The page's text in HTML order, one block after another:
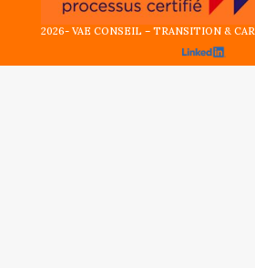
2026- VAE CONSEIL – TRANSITION &